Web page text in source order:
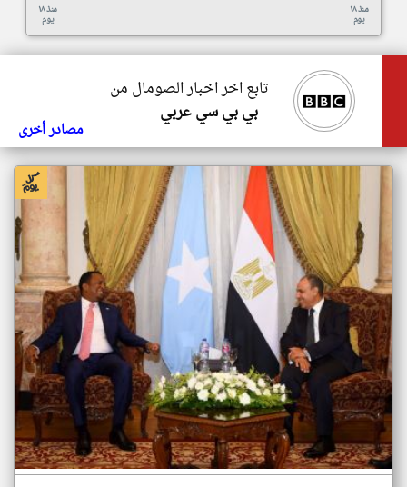
منذ ١٨
يوم
منذ ١٨
يوم
تابع اخر اخبار الصومال من
بي بي سي عربي
مصادر أخرى